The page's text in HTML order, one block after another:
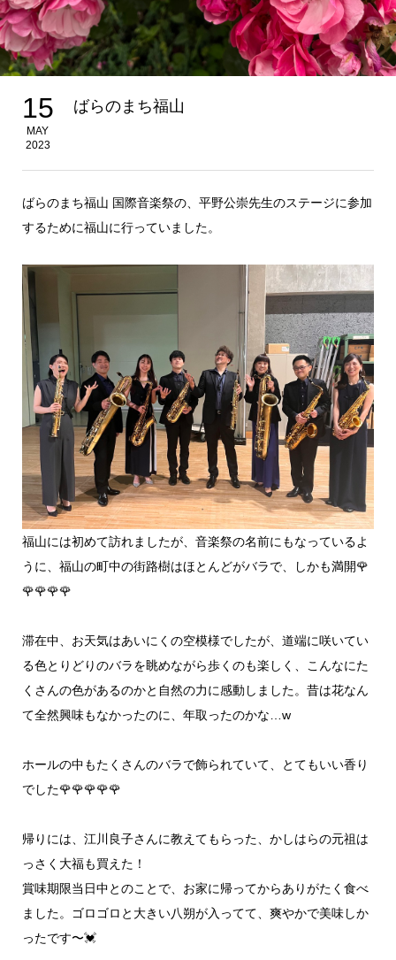
15
MAY
2023
ばらのまち福山
ばらのまち福山 国際音楽祭の、平野公崇先生のステージに参加
するために福山に行っていました。
福山には初めて訪れましたが、音楽祭の名前にもなっているよ
うに、福山の町中の街路樹はほとんどがバラで、しかも満開🌹
🌹🌹🌹🌹
滞在中、お天気はあいにくの空模様でしたが、道端に咲いてい
る色とりどりのバラを眺めながら歩くのも楽しく、こんなにた
くさんの色があるのかと自然の力に感動しました。昔は花なん
て全然興味もなかったのに、年取ったのかな…w
ホールの中もたくさんのバラで飾られていて、とてもいい香り
でした🌹🌹🌹🌹🌹
帰りには、江川良子さんに教えてもらった、かしはらの元祖は
っさく大福も買えた！
賞味期限当日中とのことで、お家に帰ってからありがたく食べ
ました。ゴロゴロと大きい八朔が入ってて、爽やかで美味しか
ったです〜💓